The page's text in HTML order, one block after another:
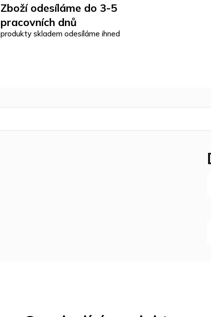
Zboží odesíláme do 3-5
pracovních dnů
produkty skladem odesíláme ihned